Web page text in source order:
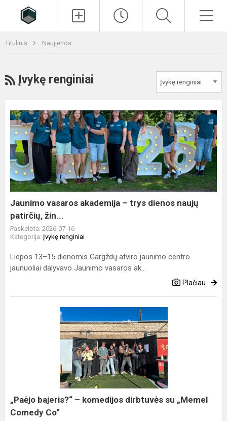
Titulinis Naujienos
RSS
Įvykę renginiai
Jaunimo
vasaros
akademija
–
trys
dienos
naujų
patirčių,
žin...
Jaunimo vasaros akademija – trys dienos naujų
patirčių, žin...
Paskelbta: 2026-07-16
Kategorija: Įvykę renginiai
Liepos 13–15 dienomis Gargždų atviro jaunimo centro
jaunuoliai dalyvavo Jaunimo vasaros ak...
Plačiau
Comedy
Co“
„Paėjo bajeris?“ – komedijos dirbtuvės su „Memel
Comedy Co“